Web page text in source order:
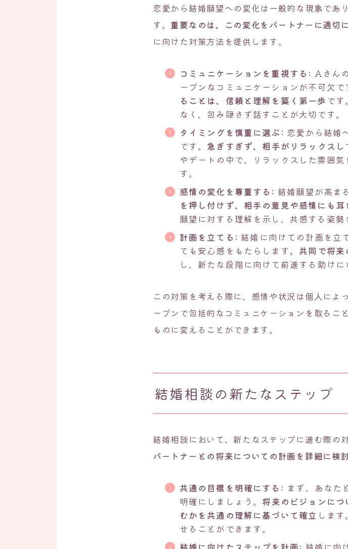
恋愛から結婚願望への変化は一般的な現象であ
す。 重要なのは、この変化をパートナーに適切
に向けた対策方法を提供します。
コミュニケーションを重視する: Aさん
ープンなコミュニケーションが不可欠で
ることは、信頼と理解を築く第一歩 で
なく、包み隠さず話すことが大切です。
タイミングを慎重に選ぶ: 恋愛から結婚
です。 急ぎすぎず、相手がリラックス
やデートの中で、リラックスした雰囲
す。
感情の変化を尊重する: 結婚願望が高ま
を押し付けず、相手の意見や感情にも
願望に対する理解を示し、共感する姿勢
計画を立てる: 結婚に向けての計画を立
ても安心感をもたらします。 共同で将
し、新たな段階に向けて前進する助けに
この対策を考える際に、感情や状況は個人によ
ープンで包括的なコミュニケーションを取るこ
ものに変えることができます。
結婚相談の新たなステップ
結婚相談において、新たなステップに進む際の
パートナーとの将来についての計画を詳細に検
共通の目標を明確にする: まず、あなた
明確にしましょう。 将来のビジョンに
むかを共通の理解に基づいて確立 しま
せることができます。